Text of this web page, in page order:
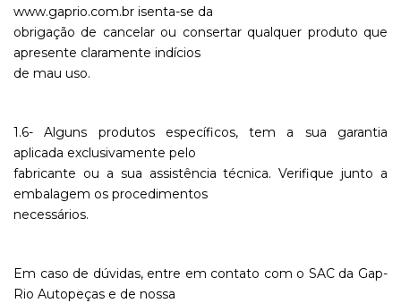
www.gaprio.com.br isenta-se da
obrigação de cancelar ou consertar qualquer produto que
apresente claramente indícios
de mau uso.
1.6- Alguns produtos específicos, tem a sua garantia
aplicada exclusivamente pelo
fabricante ou a sua assistência técnica. Verifique junto a
embalagem os procedimentos
necessários.
Em caso de dúvidas, entre em contato com o SAC da Gap-
Rio Autopeças e de nossa